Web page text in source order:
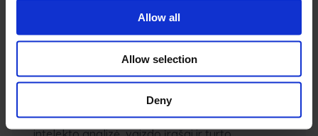
Allow all
Allow selection
Deny
Daiktų interneto aparatinė įranga, dirbtinio